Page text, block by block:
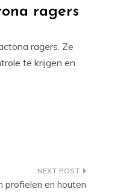
ragers
ragers. Ze
te krijgen en
profielen en houten